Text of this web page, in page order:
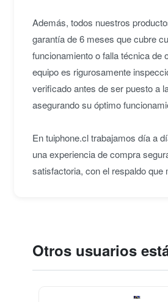
Además, todos nuestros
garantía de 6 meses que cubre
funcionamiento o falla técnica de
equipo es rigurosamente
verificado antes de ser puesto a
asegurando su óptimo
En tuiphone.cl trabajamos día a
una experiencia de compra
satisfactoria, con el respaldo que
Otros usuarios